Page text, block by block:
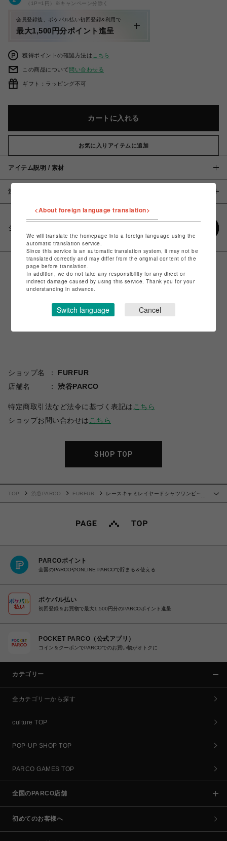
（1P=1円）※キャンペーン分除く
会員登録後、ポケパル払い初回登録&利用で
最大1,500円分ポイント進呈
獲得ポイントの確認方法は こちら
この商品について問い合わせる
ギフト：ラッピング不可
カートに入れる
お気に入りアイテムに追加
アイテム説明 / 素材
注意事項
シェアする
ショップ名
FURFUR
店舗名
渋谷PARCO
特定商取引法など法令に基づく表記は こちら
ショップお問い合わせは こちら
SHOP TOP
TOP 渋谷PARCO FURFUR
レースキャミレイヤードシャツワンピー
PARCOポイント
全国のPARCOやONLINE PARCOで貯まる＆使える
ポケパル払い
初回登録＆お買物で最大1,500円分のPARCOポイント進呈
POCKET PARCO（公式アプリ）
コイン＆クーポンでPARCOでのお買い物がオトクに
カテゴリー
全カテゴリーから探す
culture TOP
POP-UP SHOP TOP
PARCO GAMES TOP
全国のPARCO店舗
初めてのお客様へ
<About foreign language translation>
We will translate the homepage into a foreign language using the
automatic translation service.
Since this service is an automatic translation system, it may not be
translated correctly and may differ from the original content of the
page before translation.
In addition, we do not take any responsibility for any direct or
indirect damage caused by using this service. Thank you for your
understanding in advance.
Switch language Cancel